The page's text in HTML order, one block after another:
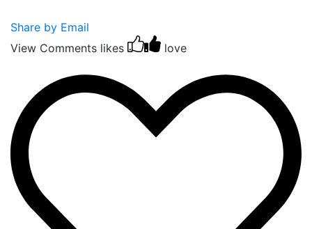
Share by Email
View Comments likes love